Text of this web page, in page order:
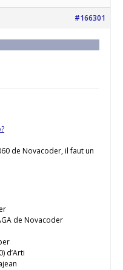
#166301
de Novacoder, il faut un
de Novacoder
d’Arti